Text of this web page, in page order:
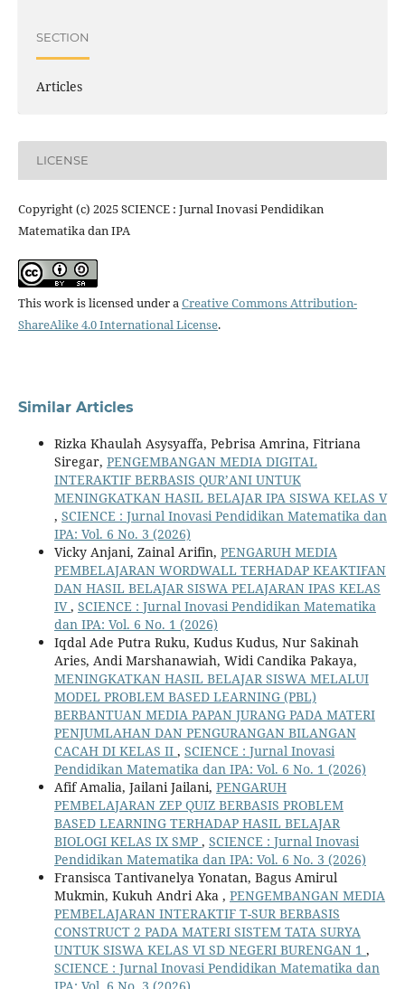
SECTION
Articles
LICENSE
Copyright (c) 2025 SCIENCE : Jurnal Inovasi Pendidikan
Matematika dan IPA
This work is licensed under aCreative Commons Attribution-
ShareAlike 4.0 International License.
Similar Articles
Rizka Khaulah Asysyaffa, Pebrisa Amrina, Fitriana
Siregar, PENGEMBANGAN MEDIA DIGITAL
INTERAKTIF BERBASIS QUR’ANI UNTUK
MENINGKATKAN HASIL BELAJAR IPA SISWA KELAS V
, SCIENCE : Jurnal Inovasi Pendidikan Matematika dan
IPA: Vol. 6 No. 3 (2026)
Vicky Anjani, Zainal Arifin, PENGARUH MEDIA
PEMBELAJARAN WORDWALL TERHADAP KEAKTIFAN
DAN HASIL BELAJAR SISWA PELAJARAN IPAS KELAS
IV, SCIENCE : Jurnal Inovasi Pendidikan Matematika
dan IPA: Vol. 6 No. 1 (2026)
Iqdal Ade Putra Ruku, Kudus Kudus, Nur Sakinah
Aries, Andi Marshanawiah, Widi Candika Pakaya,
MENINGKATKAN HASIL BELAJAR SISWA MELALUI
MODEL PROBLEM BASED LEARNING (PBL)
BERBANTUAN MEDIA PAPAN JURANG PADA MATERI
PENJUMLAHAN DAN PENGURANGAN BILANGAN
CACAH DI KELAS II , SCIENCE : Jurnal Inovasi
Pendidikan Matematika dan IPA: Vol. 6 No. 1 (2026)
Afif Amalia, Jailani Jailani, PENGARUH
PEMBELAJARAN ZEP QUIZ BERBASIS PROBLEM
BASED LEARNING TERHADAP HASIL BELAJAR
BIOLOGI KELAS IX SMP , SCIENCE : Jurnal Inovasi
Pendidikan Matematika dan IPA: Vol. 6 No. 3 (2026)
Fransisca Tantivanelya Yonatan, Bagus Amirul
Mukmin, Kukuh Andri Aka , PENGEMBANGAN MEDIA
PEMBELAJARAN INTERAKTIF T-SUR BERBASIS
CONSTRUCT 2 PADA MATERI SISTEM TATA SURYA
UNTUK SISWA KELAS VI SD NEGERI BURENGAN 1 ,
SCIENCE : Jurnal Inovasi Pendidikan Matematika dan